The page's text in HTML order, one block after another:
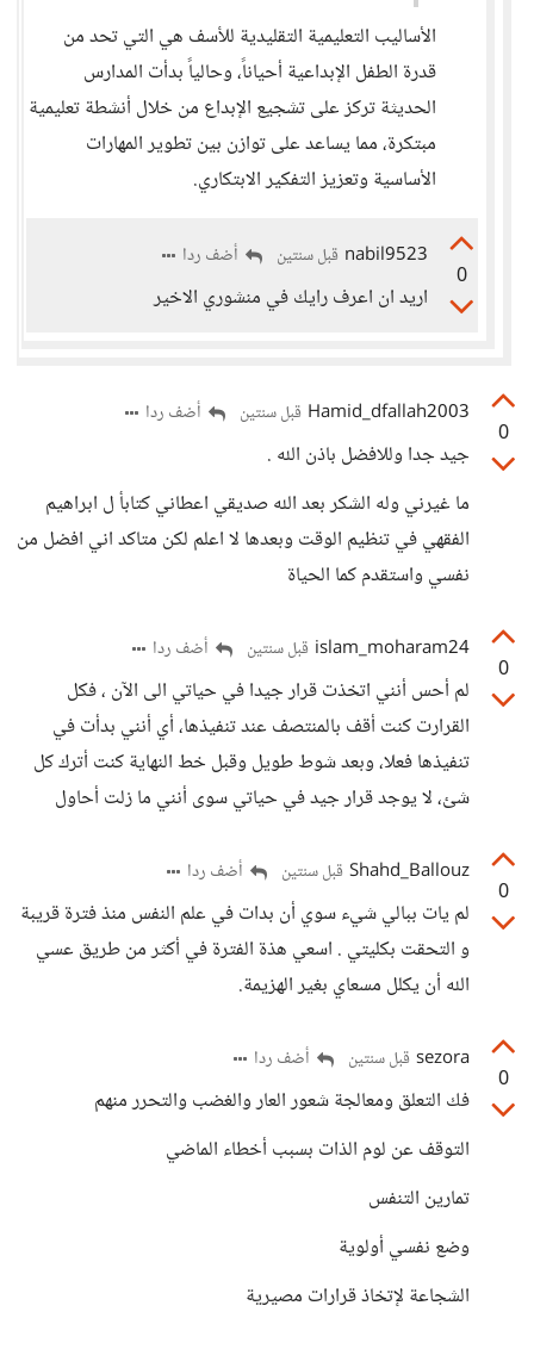
الأساليب التعليمية التقليدية للأسف هي التي تحد من
قدرة الطفل الإبداعية أحياناً، وحالياً بدأت المدارس
الحديثة تركز على تشجيع الإبداع من خلال أنشطة تعليمية
مبتكرة، مما يساعد على توازن بين تطوير المهارات
الأساسية وتعزيز التفكير الابتكاري.
0
nabil9523 قبل سنتين أضف ردا
اريد ان اعرف رايك في منشوري الاخير
0
Hamid_dfallah2003 قبل سنتين أضف ردا
جيد جدا وللافضل باذن الله .
ما غيرني وله الشكر بعد الله صديقي اعطاني كتابأ ل ابراهيم
الفقهي في تنظيم الوقت وبعدها لا اعلم لكن متاكد اني افضل من
نفسي واستقدم كما الحياة
0
islam_moharam24 قبل سنتين أضف ردا
لم أحس أنني اتخذت قرار جيدا في حياتي الى الآن ، فكل
القرارت كنت أقف بالمنتصف عند تنفيذها، أي أنني بدأت في
تنفيذها فعلا، وبعد شوط طويل وقبل خط النهاية كنت أترك كل
شئ، لا يوجد قرار جيد في حياتي سوى أنني ما زلت أحاول
0
Shahd_Ballouz قبل سنتين أضف ردا
لم يات ببالي شيء سوي أن بدات في علم النفس منذ فترة قريبة
و التحقت بكليتي . اسعي هذة الفترة في أكثر من طريق عسي
الله أن يكلل مسعاي بغير الهزيمة.
0
sezora قبل سنتين أضف ردا
فك التعلق ومعالجة شعور العار والغضب والتحرر منهم
التوقف عن لوم الذات بسبب أخطاء الماضي
تمارين التنفس
وضع نفسي أولوية
الشجاعة لإتخاذ قرارات مصيرية